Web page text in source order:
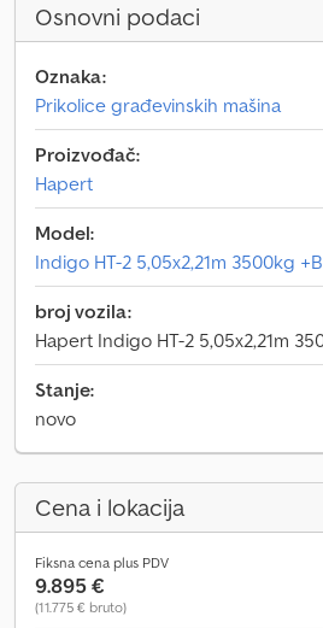
Osnovni podaci
Oznaka:
Prikolice građevinskih mašina
Proizvođač:
Hapert
Model:
Indigo HT-2 5,05x2,21m 3500kg
broj vozila:
Hapert Indigo HT-2 5,05x2,21m
Stanje:
novo
Cena i lokacija
Fiksna cena plus PDV
9.895 €
(11.775 € bruto)